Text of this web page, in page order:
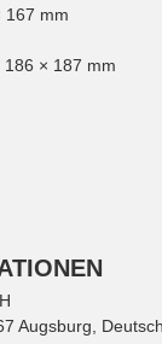
167 mm
× 187 mm
Augsburg,